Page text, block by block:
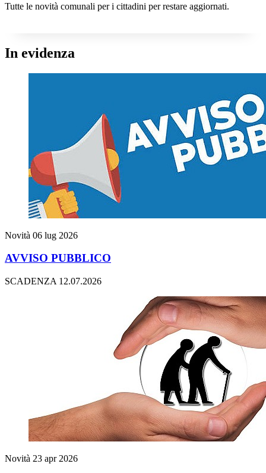
Tutte le novità comunali per i cittadini per restare aggiornati.
In evidenza
Novità 06 lug 2026
AVVISO PUBBLICO
SCADENZA 12.07.2026
Novità 23 apr 2026